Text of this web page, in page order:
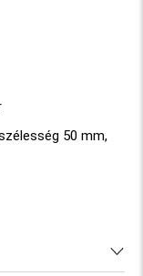
50 mm,